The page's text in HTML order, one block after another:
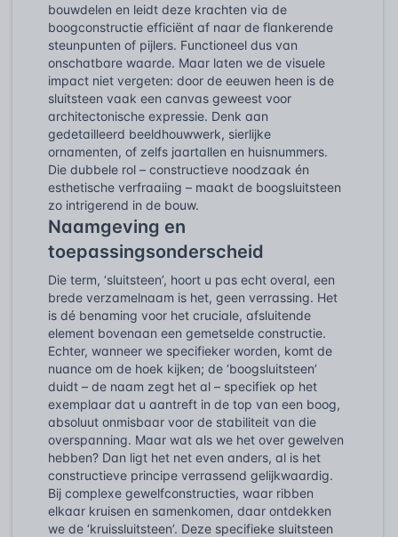
bouwdelen en leidt deze krachten via de
boogconstructie efficiënt af naar de flankerende
steunpunten of pijlers. Functioneel dus van
onschatbare waarde. Maar laten we de visuele
impact niet vergeten: door de eeuwen heen is de
sluitsteen vaak een canvas geweest voor
architectonische expressie. Denk aan
gedetailleerd beeldhouwwerk, sierlijke
ornamenten, of zelfs jaartallen en huisnummers.
Die dubbele rol – constructieve noodzaak én
esthetische verfraaiing – maakt de boogsluitsteen
zo intrigerend in de bouw.
Naamgeving en
toepassingsonderscheid
Die term, ‘sluitsteen’, hoort u pas echt overal, een
brede verzamelnaam is het, geen verrassing. Het
is dé benaming voor het cruciale, afsluitende
element bovenaan een gemetselde constructie.
Echter, wanneer we specifieker worden, komt de
nuance om de hoek kijken; de ‘boogsluitsteen’
duidt – de naam zegt het al – specifiek op het
exemplaar dat u aantreft in de top van een boog,
absoluut onmisbaar voor de stabiliteit van die
overspanning. Maar wat als we het over gewelven
hebben? Dan ligt het net even anders, al is het
constructieve principe verrassend gelijkwaardig.
Bij complexe gewelfconstructies, waar ribben
elkaar kruisen en samenkomen, daar ontdekken
we de ‘kruissluitsteen’. Deze specifieke sluitsteen